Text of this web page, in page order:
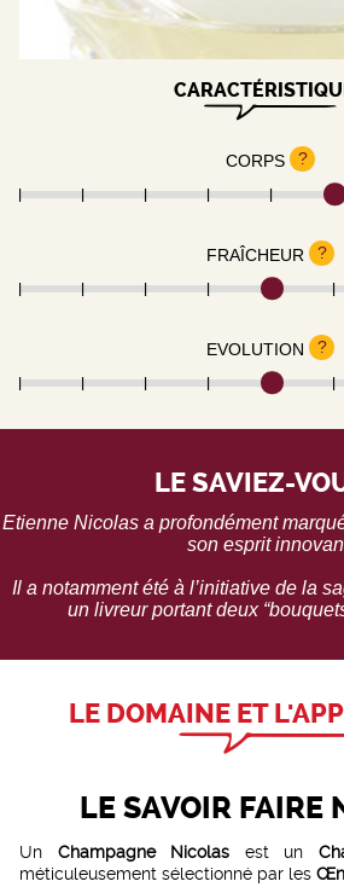
CORPS ?
FRAÎCHEUR ?
EVOLUTION ?
LE SAVIEZ-
Etienne Nicolas a profondément
son esprit
Il a notamment été à l’initiative de la
un livreur portant deux
LE DOMAINE ET
LE SAVOIR FAIRE
Un Champagne Nicolas est un
méticuleusement sélectionné par les